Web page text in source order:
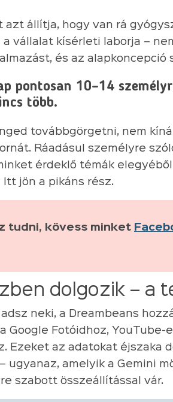
azt állítja, hogy van rá
a vállalat kísérleti laborja –
és az alapkoncepció
pontosan 10–14
több.
továbbgörgetni, nem
Ráadásul személyre
érdeklő témák
jön a pikáns rész.
tudni, kövess minket
dolgozik – a
neki, a Dreambeans
Google Fotóidhoz,
Ezeket az adatokat éjszaka
ugyanaz, amelyik a Gemini
szabott összeállítással vár.